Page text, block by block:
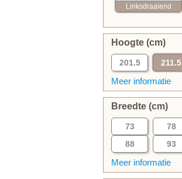
Linksdraaiend
Hoogte (cm)
201.5 211.5
Meer informatie
Breedte (cm)
73 78
88
93
Meer informatie